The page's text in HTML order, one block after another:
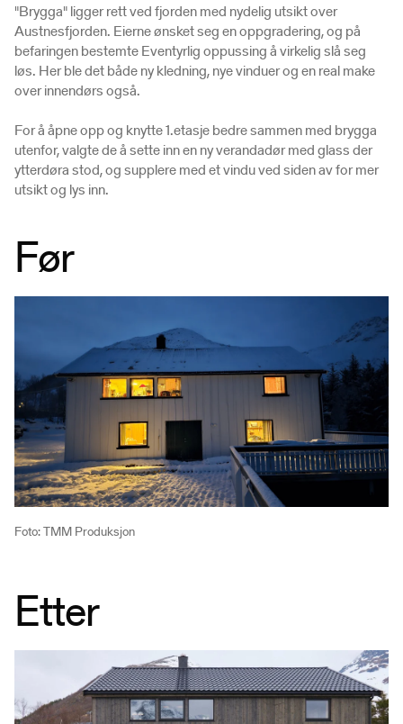
"Brygga" ligger rett ved fjorden med nydelig utsikt over
Austnesfjorden. Eierne ønsket seg en oppgradering, og på
befaringen bestemte Eventyrlig oppussing å virkelig slå seg
løs. Her ble det både ny kledning, nye vinduer og en real make
over innendørs også.
For å åpne opp og knytte 1.etasje bedre sammen med brygga
utenfor, valgte de å sette inn en ny verandadør med glass der
ytterdøra stod, og supplere med et vindu ved siden av for mer
utsikt og lys inn.
Før
Foto: TMM Produksjon
Etter